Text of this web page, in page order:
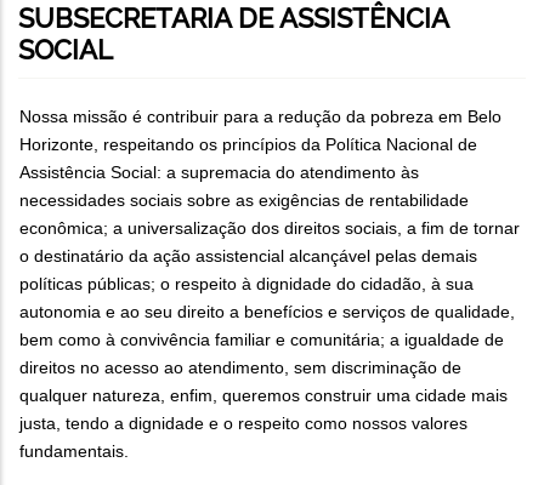
navegação
SUBSECRETARIA DE ASSISTÊNCIA
SOCIAL
Nossa missão é contribuir para a redução da pobreza em Belo
Horizonte, respeitando os princípios da Política Nacional de
Assistência Social: a supremacia do atendimento às
necessidades sociais sobre as exigências de rentabilidade
econômica; a universalização dos direitos sociais, a fim de tornar
o destinatário da ação assistencial alcançável pelas demais
políticas públicas; o respeito à dignidade do cidadão, à sua
autonomia e ao seu direito a benefícios e serviços de qualidade,
bem como à convivência familiar e comunitária; a igualdade de
direitos no acesso ao atendimento, sem discriminação de
qualquer natureza, enfim, queremos construir uma cidade mais
justa, tendo a dignidade e o respeito como nossos valores
fundamentais.